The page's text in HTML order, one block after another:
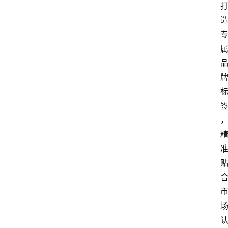
打
造
专
属
品
牌
标
签
，
精
准
贴
合
市
场
认